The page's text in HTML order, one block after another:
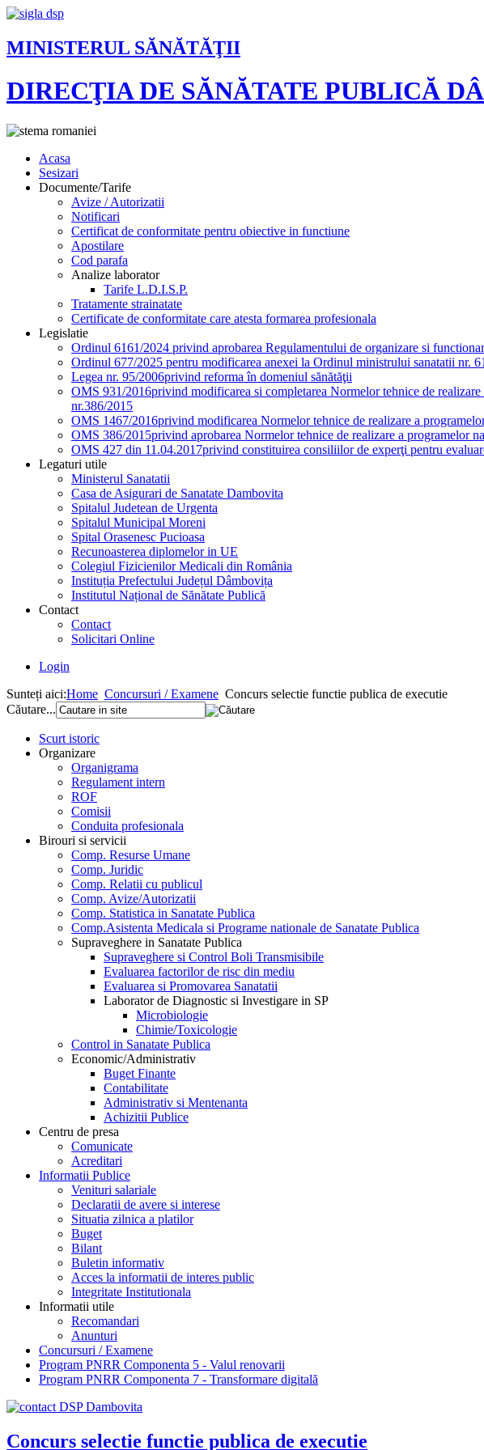
MINISTERUL SĂNĂTĂŢII
DIRECŢIA DE SĂNĂTATE PUBLICĂ
Acasa
Sesizari
Documente/Tarife
Avize / Autorizatii
Notificari
Certificat de conformitate pentru obiective in functiune
Apostilare
Cod parafa
Analize laborator
Tarife L.D.I.S.P.
Tratamente strainatate
Certificate de conformitate care atesta formarea profesionala
Legislatie
Ordinul 6161/2024 privind aprobarea Regulamentului de organizare si
Ordinul 677/2025 pentru modificarea anexei la Ordinul ministrului sanatatii nr.
Legea nr. 95/2006privind reforma în domeniul sănătăţii
OMS 931/2016privind modificarea si completarea Normelor tehnice de
nr.386/2015
OMS 1467/2016privind modificarea Normelor tehnice de realizare a
OMS 386/2015privind aprobarea Normelor tehnice de realizare a programelor
OMS 427 din 11.04.2017privind constituirea consiliilor de experţi pentru
Legaturi utile
Ministerul Sanatatii
Casa de Asigurari de Sanatate Dambovita
Spitalul Judetean de Urgenta
Spitalul Municipal Moreni
Spital Orasenesc Pucioasa
Recunoasterea diplomelor in UE
Colegiul Fizicienilor Medicali din România
Instituția Prefectului Județul Dâmbovița
Institutul Național de Sănătate Publică
Contact
Contact
Solicitari Online
Login
Sunteți aici:Home Concursuri / Examene Concurs selectie functie publica de executie
Căutare...
Scurt istoric
Organizare
Organigrama
Regulament intern
ROF
Comisii
Conduita profesionala
Birouri si servicii
Comp. Resurse Umane
Comp. Juridic
Comp. Relatii cu publicul
Comp. Avize/Autorizatii
Comp. Statistica in Sanatate Publica
Comp.Asistenta Medicala si Programe nationale de Sanatate Publica
Supraveghere in Sanatate Publica
Supraveghere si Control Boli Transmisibile
Evaluarea factorilor de risc din mediu
Evaluarea si Promovarea Sanatatii
Laborator de Diagnostic si Investigare in SP
Microbiologie
Chimie/Toxicologie
Control in Sanatate Publica
Economic/Administrativ
Buget Finante
Contabilitate
Administrativ si Mentenanta
Achizitii Publice
Centru de presa
Comunicate
Acreditari
Informatii Publice
Venituri salariale
Declaratii de avere si interese
Situatia zilnica a platilor
Buget
Bilant
Buletin informativ
Acces la informatii de interes public
Integritate Institutionala
Informatii utile
Recomandari
Anunturi
Concursuri / Examene
Program PNRR Componenta 5 - Valul renovarii
Program PNRR Componenta 7 - Transformare digitală
Concurs selectie functie publica de executie